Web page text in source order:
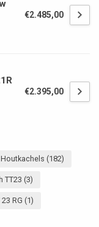
€2.485,00
€2.395,00
Houtkachels (182)
TT23 (3)
23 RG (1)